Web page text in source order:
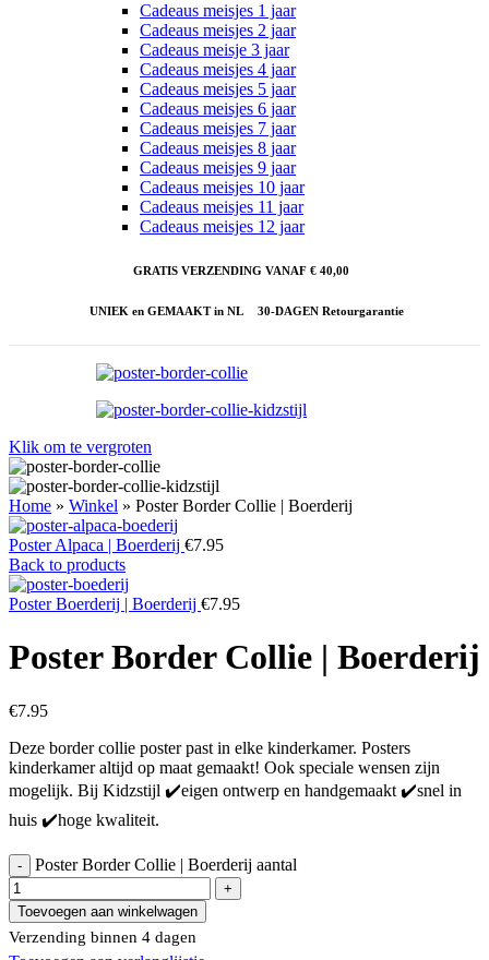
Cadeaus meisjes 1 jaar
Cadeaus meisjes 2 jaar
Cadeaus meisje 3 jaar
Cadeaus meisjes 4 jaar
Cadeaus meisjes 5 jaar
Cadeaus meisjes 6 jaar
Cadeaus meisjes 7 jaar
Cadeaus meisjes 8 jaar
Cadeaus meisjes 9 jaar
Cadeaus meisjes 10 jaar
Cadeaus meisjes 11 jaar
Cadeaus meisjes 12 jaar
GRATIS VERZENDING VANAF € 40,00
UNIEK en GEMAAKT in NL 30-DAGEN Retourgarantie
Klik om te vergroten
Home » Winkel » Poster Border Collie | Boerderij
Poster Alpaca | Boerderij €7.95
Back to products
Poster Boerderij | Boerderij €7.95
Poster Border Collie | Boerderij
€7.95
Deze border collie poster past in elke kinderkamer. Posters
kinderkamer altijd op maat gemaakt! Ook speciale wensen zijn
mogelijk. Bij Kidzstijl ✔️eigen ontwerp en handgemaakt ✔️snel in
huis ✔️hoge kwaliteit.
Poster Border Collie | Boerderij aantal
Toevoegen aan winkelwagen
Verzending binnen 4 dagen